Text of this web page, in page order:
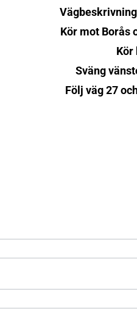
Kör mot Borås
Kör
Sväng
Följ väg 27